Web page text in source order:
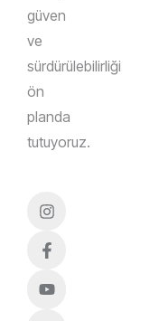
güven
ve
sürdürülebilirliği
ön
planda
tutuyoruz.